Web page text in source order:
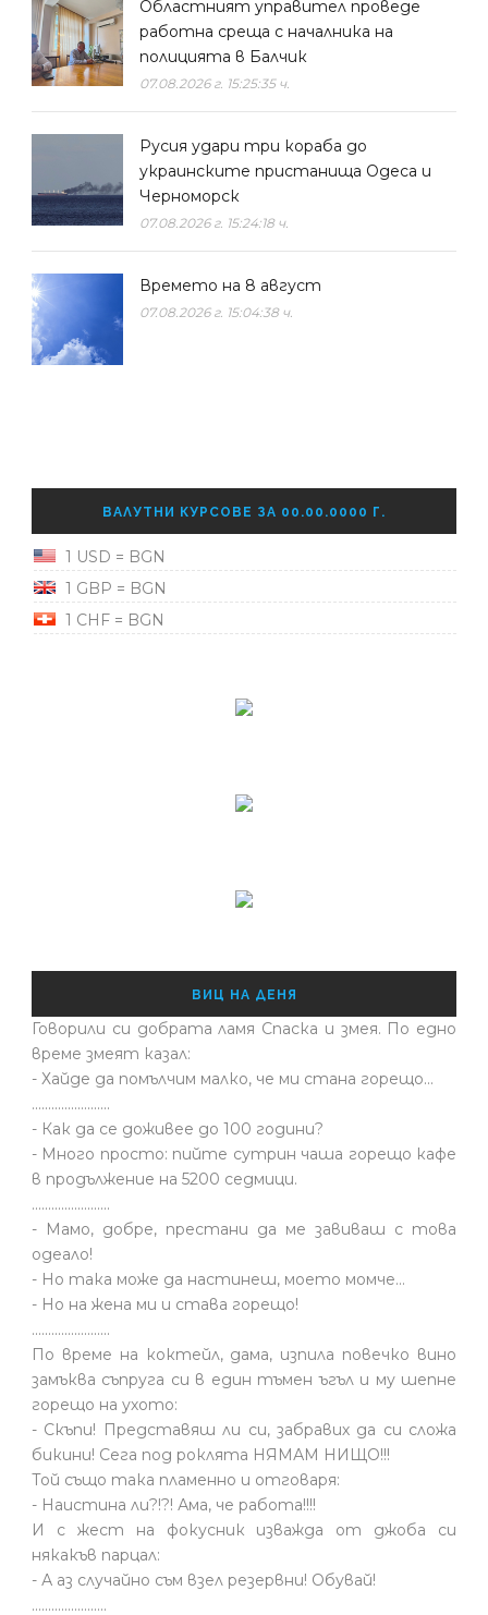
Областният управител проведе
работна среща с началника на
полицията в Балчик
07.08.2026 г. 15:25:35 ч.
Русия удари три кораба до
украинските пристанища Одеса и
Черноморск
07.08.2026 г. 15:24:18 ч.
Времето на 8 август
07.08.2026 г. 15:04:38 ч.
ВАЛУТНИ КУРСОВЕ ЗА 00.00.0000 Г.
1 USD = BGN
1 GBP = BGN
1 CHF = BGN
ВИЦ НА ДЕНЯ
Говорили си добрата ламя Спаска и змея. По едно
време змеят казал:
- Хайде да помълчим малко, че ми стана горещо...
........................
- Как да се доживее до 100 години?
- Много просто: пийте сутрин чаша горещо кафе
в продължение на 5200 седмици.
........................
- Мамо, добре, престани да ме завиваш с това
одеало!
- Но така може да настинеш, моето момче…
- Но на жена ми и става горещо!
........................
По време на коктейл, дама, изпила повечко вино
замъква съпруга си в един тъмен ъгъл и му шепне
горещо на ухото:
- Скъпи! Представяш ли си, забравих да си сложа
бикини! Сега под роклята НЯМАМ НИЩО!!!
Той също така пламенно и отговаря:
- Наистина ли?!?! Ама, че работа!!!!
И с жест на фокусник изважда от джоба си
някакъв парцал:
- А аз случайно съм взел резервни! Обувай!
.......................